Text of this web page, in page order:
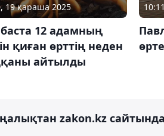
19 қараша 2025
12 адамның
қиған өрттің неден
айтылды
zakon.kz